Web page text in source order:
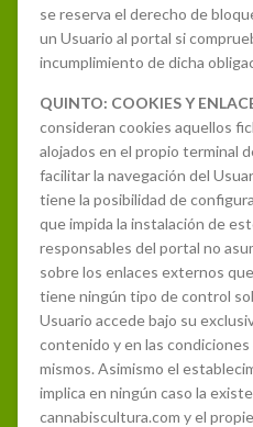
se reserva el derecho de
un Usuario al portal si
incumplimiento de dicha
QUINTO: COOKIES Y
consideran cookies aquellos
alojados en el propio terminal
facilitar la navegación del
tiene la posibilidad de
que impida la instalación de
responsables del portal no
sobre los enlaces externos
tiene ningún tipo de control
Usuario accede bajo su
contenido y en las
mismos. Asimismo el
implica en ningún caso la
cannabiscultura.com y el